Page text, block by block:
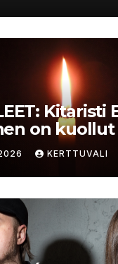
Kitaristi
on kuollut
KERTTUVALI